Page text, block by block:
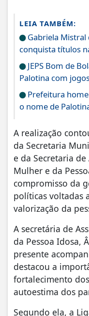
LEIA TAMBÉM:
Gabriela Mistral
conquista títulos
JEPS Bom de
Palotina com
Prefeitura
o nome de
A realização
da Secretaria
e da Secretaria de
Mulher e da
compromisso da
políticas voltadas
valorização da
A secretária de
da Pessoa Idosa,
presente
destacou a
fortalecimento
autoestima dos
Segundo ela, a